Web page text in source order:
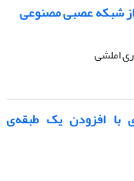
از شبکه عصبی مصنوعی
املشی
10 طبقه فولادی با افزودن یک طبقه‌ی